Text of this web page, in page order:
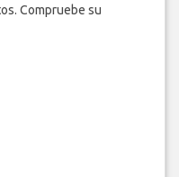
Compruebe su